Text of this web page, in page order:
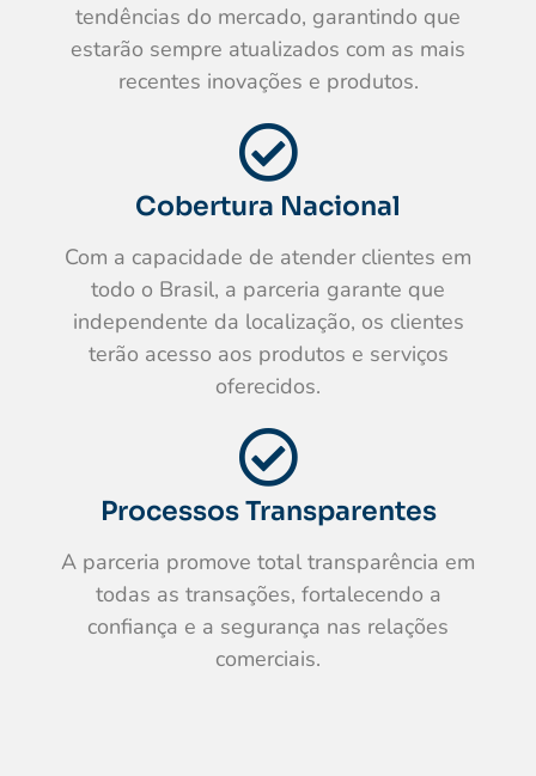
tendências do mercado, garantindo que
estarão sempre atualizados com as mais
recentes inovações e produtos.
Cobertura Nacional
Com a capacidade de atender clientes em
todo o Brasil, a parceria garante que
independente da localização, os clientes
terão acesso aos produtos e serviços
oferecidos.
Processos Transparentes
A parceria promove total transparência em
todas as transações, fortalecendo a
confiança e a segurança nas relações
comerciais.